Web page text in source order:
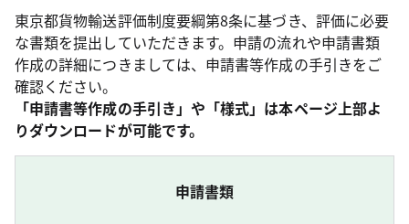
東京都貨物輸送評価制度要綱第8条に基づき、評価に必要
な書類を提出していただきます。申請の流れや申請書類
作成の詳細につきましては、申請書等作成の手引きをご
確認ください。
「申請書等作成の手引き」や「様式」は本ページ上部よ
りダウンロードが可能です。
申請書類